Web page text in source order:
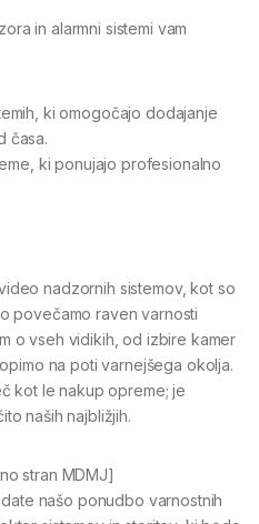
in alarmni sistemi vam
ki omogočajo dodajanje
časa.
ki ponujajo profesionalno
nadzornih sistemov, kot so
povečamo raven varnosti
o vseh vidikih, od izbire kamer
na poti varnejšega okolja.
kot le nakup opreme; je
naših najbližjih.
stran MDMJ]
našo ponudbo varnostnih